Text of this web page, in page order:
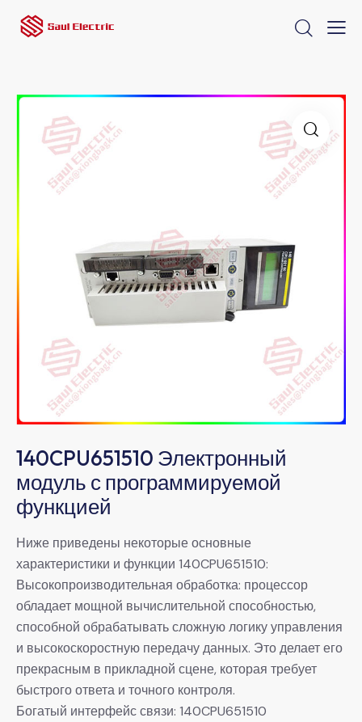
140CPU651510 Электронный
модуль с программируемой
функцией
Ниже приведены некоторые основные
характеристики и функции 140CPU651510:
Высокопроизводительная обработка: процессор
обладает мощной вычислительной способностью,
способной обрабатывать сложную логику управления
и высокоскоростную передачу данных. Это делает его
прекрасным в прикладной сцене, которая требует
быстрого ответа и точного контроля.
Богатый интерфейс связи: 140CPU651510